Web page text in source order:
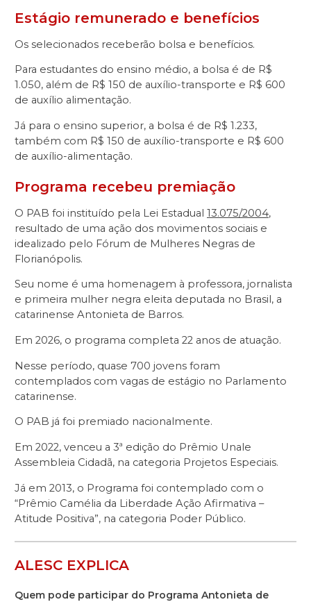
Estágio remunerado e benefícios
Os selecionados receberão bolsa e benefícios.
Para estudantes do ensino médio, a bolsa é de R$
1.050, além de R$ 150 de auxílio-transporte e R$ 600
de auxílio alimentação.
Já para o ensino superior, a bolsa é de R$ 1.233,
também com R$ 150 de auxílio-transporte e R$ 600
de auxílio-alimentação.
Programa recebeu premiação
O PAB foi instituído pela Lei Estadual 13.075/2004,
resultado de uma ação dos movimentos sociais e
idealizado pelo Fórum de Mulheres Negras de
Florianópolis.
Seu nome é uma homenagem à professora, jornalista
e primeira mulher negra eleita deputada no Brasil, a
catarinense Antonieta de Barros.
Em 2026, o programa completa 22 anos de atuação.
Nesse período, quase 700 jovens foram
contemplados com vagas de estágio no Parlamento
catarinense.
O PAB já foi premiado nacionalmente.
Em 2022, venceu a 3ª edição do Prêmio Unale
Assembleia Cidadã, na categoria Projetos Especiais.
Já em 2013, o Programa foi contemplado com o
“Prêmio Camélia da Liberdade Ação Afirmativa –
Atitude Positiva”, na categoria Poder Público.
ALESC EXPLICA
Quem pode participar do Programa Antonieta de